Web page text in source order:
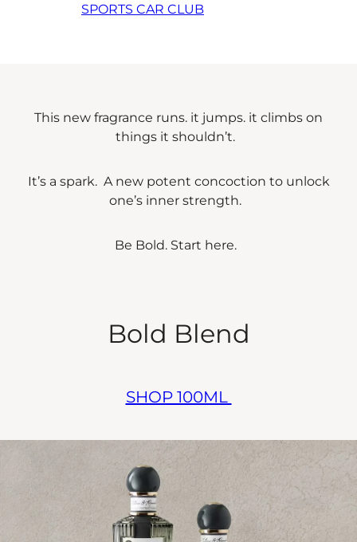
SPORTS CAR CLUB
Bold Blend
This new fragrance runs. it jumps. it climbs on
things it shouldn’t.
It’s a spark. A new potent concoction to unlock
one’s inner strength.
Be Bold. Start here.
SHOP 100ML